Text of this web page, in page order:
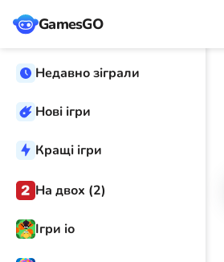
GamesGO
Недавно зіграли
Нові ігри
Кращі ігри
На двох (2)
Ігри іо